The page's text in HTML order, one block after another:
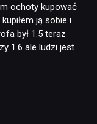
ochoty kupować
ją sobie i
był 1.5 teraz
1.6 ale ludzi jest